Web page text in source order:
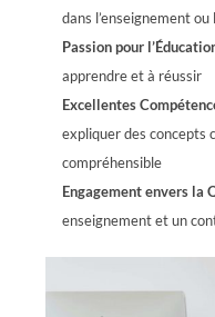
dans l’enseignement
Passion pour
apprendre et à réussir
Excellentes
expliquer des concepts
compréhensible
Engagement envers la
enseignement et un